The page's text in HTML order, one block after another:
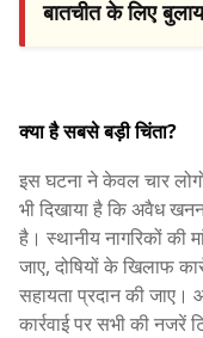
बातचीत के लिए
क्या है सबसे बड़ी चिंता?
इस घटना ने केवल चार
भी दिखाया है कि अवैध
है। स्थानीय नागरिकों की
जाए, दोषियों के खिलाफ
सहायता प्रदान की जाए।
कार्रवाई पर सभी की नजरें